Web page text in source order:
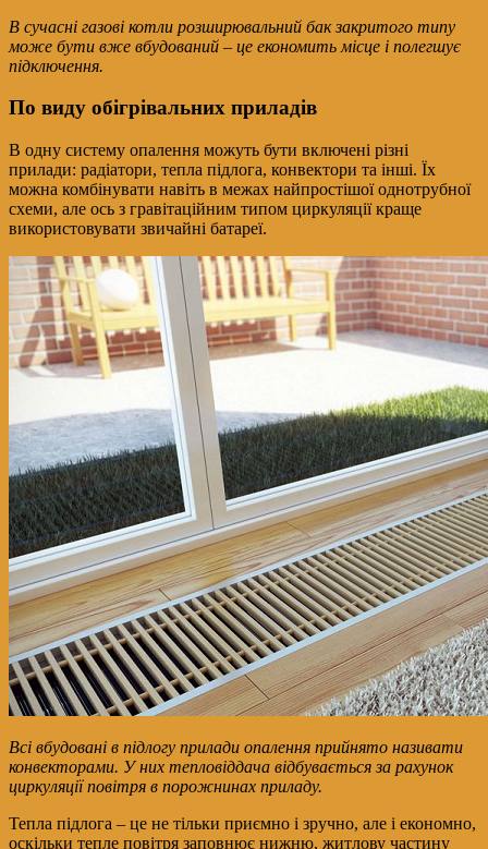
В сучасні газові котли розширювальний бак закритого типу
може бути вже вбудований – це економить місце і полегшує
підключення.
По виду обігрівальних приладів
В одну систему опалення можуть бути включені різні
прилади: радіатори, тепла підлога, конвектори та інші. Їх
можна комбінувати навіть в межах найпростішої однотрубної
схеми, але ось з гравітаційним типом циркуляції краще
використовувати звичайні батареї.
Всі вбудовані в підлогу прилади опалення прийнято називати
конвекторами. У них тепловіддача відбувається за рахунок
циркуляції повітря в порожнинах приладу.
Тепла підлога – це не тільки приємно і зручно, але і економно,
оскільки тепле повітря заповнює нижню, житлову частину